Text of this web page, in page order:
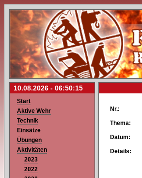
10.08.2026 - 06:50:15
Start
Aktive Wehr
Technik
Einsätze
Übungen
Aktivitäten
2023
2022
Nr.:
Thema:
Datum:
Details: